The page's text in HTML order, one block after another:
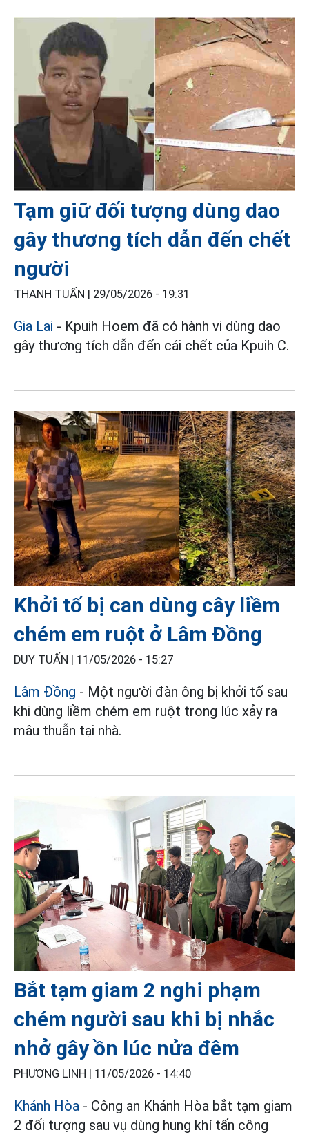
Tạm giữ đối tượng dùng dao
gây thương tích dẫn đến chết
người
THANH TUẤN | 29/05/2026 - 19:31
Gia Lai - Kpuih Hoem đã có hành vi dùng dao
gây thương tích dẫn đến cái chết của Kpuih C.
Khởi tố bị can dùng cây liềm
chém em ruột ở Lâm Đồng
DUY TUẤN | 11/05/2026 - 15:27
Lâm Đồng - Một người đàn ông bị khởi tố sau
khi dùng liềm chém em ruột trong lúc xảy ra
mâu thuẫn tại nhà.
Bắt tạm giam 2 nghi phạm
chém người sau khi bị nhắc
nhở gây ồn lúc nửa đêm
PHƯƠNG LINH | 11/05/2026 - 14:40
Khánh Hòa - Công an Khánh Hòa bắt tạm giam
2 đối tượng sau vụ dùng hung khí tấn công